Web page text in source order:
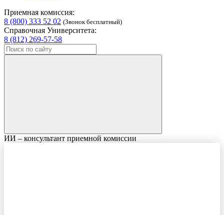
Приемная комиссия:
8 (800) 333 52 02 (Звонок бесплатный)
Справочная Университета:
8 (812) 269-57-58
ИИ – консультант приемной комиссии